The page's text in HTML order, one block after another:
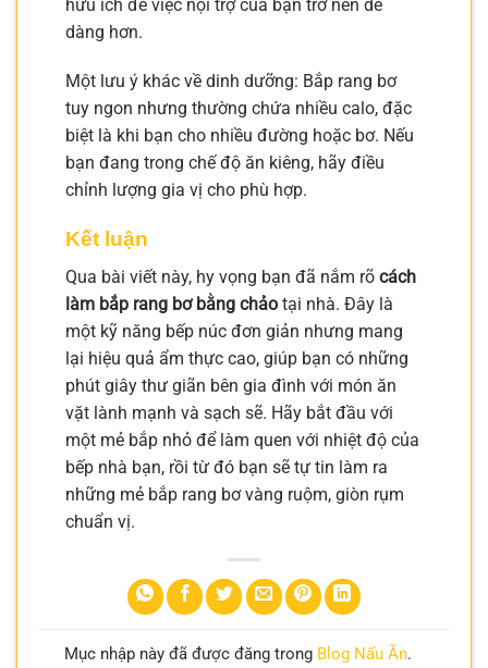
hữu ích để việc nội trợ của bạn trở nên dễ
dàng hơn.
Một lưu ý khác về dinh dưỡng: Bắp rang bơ
tuy ngon nhưng thường chứa nhiều calo, đặc
biệt là khi bạn cho nhiều đường hoặc bơ. Nếu
bạn đang trong chế độ ăn kiêng, hãy điều
chỉnh lượng gia vị cho phù hợp.
Kết luận
Qua bài viết này, hy vọng bạn đã nắm rõ cách
làm bắp rang bơ bằng chảo tại nhà. Đây là
một kỹ năng bếp núc đơn giản nhưng mang
lại hiệu quả ẩm thực cao, giúp bạn có những
phút giây thư giãn bên gia đình với món ăn
vặt lành mạnh và sạch sẽ. Hãy bắt đầu với
một mẻ bắp nhỏ để làm quen với nhiệt độ của
bếp nhà bạn, rồi từ đó bạn sẽ tự tin làm ra
những mẻ bắp rang bơ vàng ruộm, giòn rụm
chuẩn vị.
Mục nhập này đã được đăng trong Blog Nấu Ăn.